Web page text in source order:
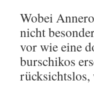
Wobei
nicht
vor wie eine
burschikos